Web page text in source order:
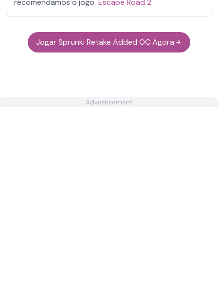
recomendamos o jogo Escape Road 2
Jogar Sprunki Retake Added OC Agora
Advertisement